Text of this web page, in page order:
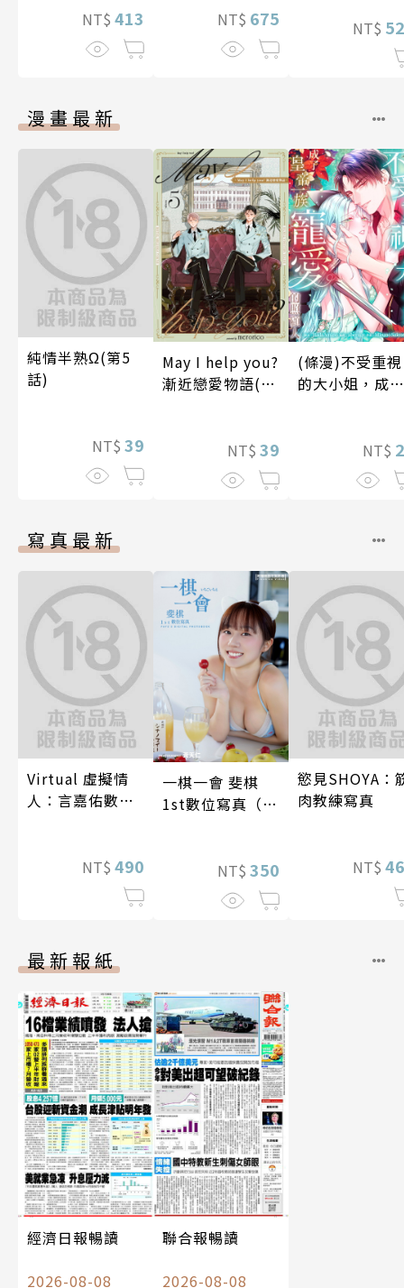
NT$ 413 NT$ 675 NT$
漫畫最新
純情半熟Ω(第5
話)
NT$ 39
May I help you?
漸近戀愛物語(第
NT$ 39
(條漫)不受重視
的大小姐，成了
NT$
寫真最新
Virtual 虛擬情
人：言嘉佑數位
NT$ 490
一棋一會 斐棋
1st數位寫真（含
NT$ 350
慾見SHOYA：
肉教練寫真
NT$
最新報紙
經濟日報暢讀
2026-08-08
聯合報暢讀
2026-08-08